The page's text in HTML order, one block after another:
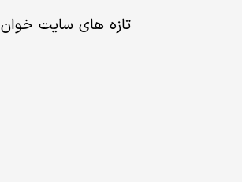
تازه های سایت خوان